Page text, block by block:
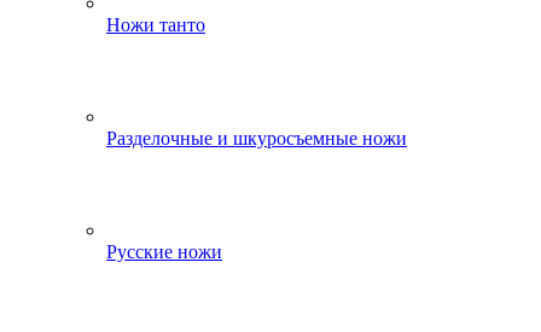
Ножи танто
Разделочные и шкуросъемные ножи
Русские ножи